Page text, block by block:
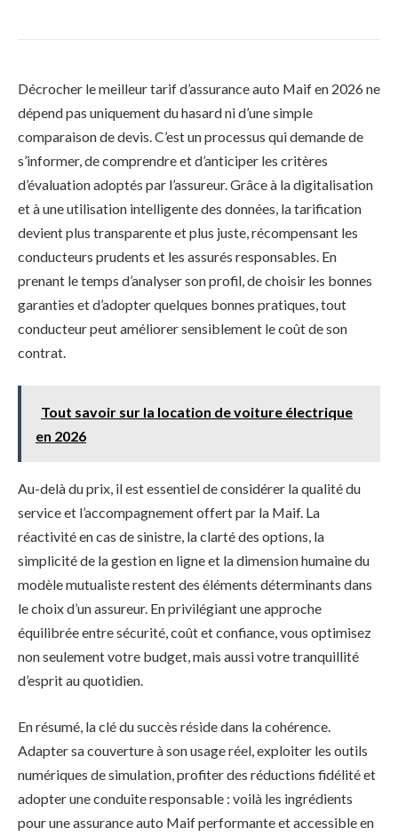
Décrocher le meilleur tarif d’assurance auto Maif en 2026 ne
dépend pas uniquement du hasard ni d’une simple
comparaison de devis. C’est un processus qui demande de
s’informer, de comprendre et d’anticiper les critères
d’évaluation adoptés par l’assureur. Grâce à la digitalisation
et à une utilisation intelligente des données, la tarification
devient plus transparente et plus juste, récompensant les
conducteurs prudents et les assurés responsables. En
prenant le temps d’analyser son profil, de choisir les bonnes
garanties et d’adopter quelques bonnes pratiques, tout
conducteur peut améliorer sensiblement le coût de son
contrat.
Tout savoir sur la location de voiture électrique
en 2026
Au-delà du prix, il est essentiel de considérer la qualité du
service et l’accompagnement offert par la Maif. La
réactivité en cas de sinistre, la clarté des options, la
simplicité de la gestion en ligne et la dimension humaine du
modèle mutualiste restent des éléments déterminants dans
le choix d’un assureur. En privilégiant une approche
équilibrée entre sécurité, coût et confiance, vous optimisez
non seulement votre budget, mais aussi votre tranquillité
d’esprit au quotidien.
En résumé, la clé du succès réside dans la cohérence.
Adapter sa couverture à son usage réel, exploiter les outils
numériques de simulation, profiter des réductions fidélité et
adopter une conduite responsable : voilà les ingrédients
pour une assurance auto Maif performante et accessible en